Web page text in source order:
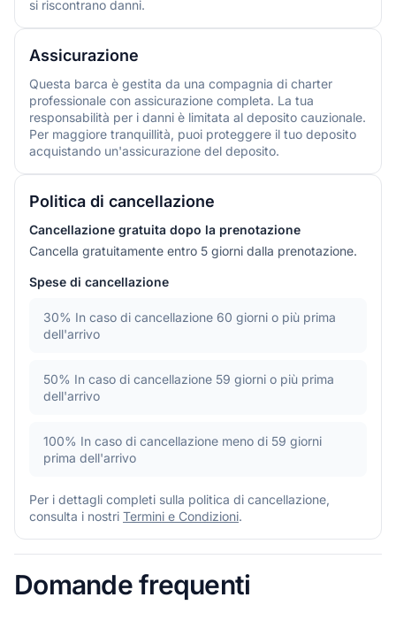
si riscontrano danni.
Assicurazione
Questa barca è gestita da una compagnia di charter
professionale con assicurazione completa. La tua
responsabilità per i danni è limitata al deposito cauzionale.
Per maggiore tranquillità, puoi proteggere il tuo deposito
acquistando un'assicurazione del deposito.
Politica di cancellazione
Cancellazione gratuita dopo la prenotazione
Cancella gratuitamente entro 5 giorni dalla prenotazione.
Spese di cancellazione
30% In caso di cancellazione 60 giorni o più prima
dell'arrivo
50% In caso di cancellazione 59 giorni o più prima
dell'arrivo
100% In caso di cancellazione meno di 59 giorni
prima dell'arrivo
Per i dettagli completi sulla politica di cancellazione,
consulta i nostri Termini e Condizioni.
Domande frequenti